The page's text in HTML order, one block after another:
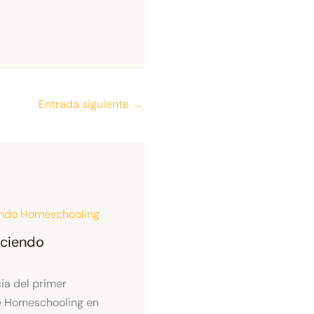
Entrada siguiente →
del primer
en